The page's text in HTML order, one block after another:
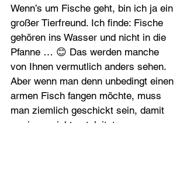
Wenn’s um Fische geht, bin ich ja ein
großer Tierfreund. Ich finde: Fische
gehören ins Wasser und nicht in die
Pfanne … 😊 Das werden manche
von Ihnen vermutlich anders sehen.
Aber wenn man denn unbedingt einen
armen Fisch fangen möchte, muss
man ziemlich geschickt sein, damit
er einem nicht entgleitet.